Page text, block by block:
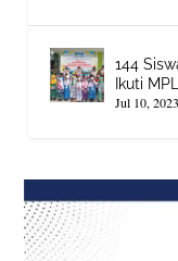
144
Ikuti
Jul 10, 2023